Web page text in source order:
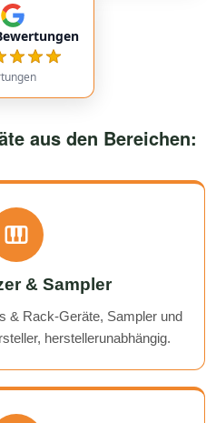
came very quickly, and the
friendly and reliable.
aus den Bereichen:
& Sampler
& Rack-Geräte, Sampler und
herstellerunabhängig.